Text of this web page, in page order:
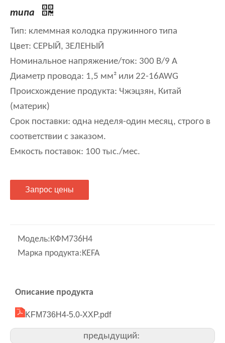
типа
Тип: клеммная колодка пружинного типа
Цвет: СЕРЫЙ, ЗЕЛЕНЫЙ
Номинальное напряжение/ток: 300 В/9 А
Диаметр провода: 1,5 мм² или 22-16AWG
Происхождение продукта: Чжэцзян, Китай
(материк)
Срок поставки: одна неделя-один месяц, строго в
соответствии с заказом.
Емкость поставок: 100 тыс./мес.
Запрос цены
Модель:КФМ736H4
Марка продукта:KEFA
Описание продукта
KFM736H4-5.0-XXP.pdf
предыдущий: